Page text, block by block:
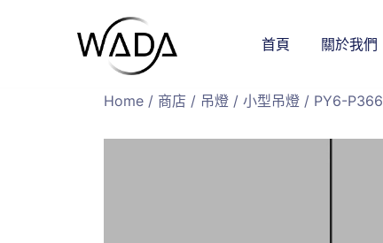
緯達燈飾
緯達燈飾企業行
首頁 關於我們
Home / 商店 / 吊燈 / 小型吊燈 / PY6-P366